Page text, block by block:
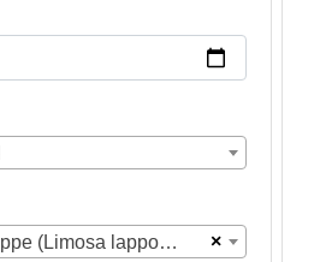
×
Lille Kobbersneppe (Limosa lapponica)